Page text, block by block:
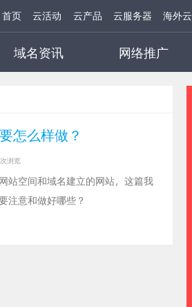
首页 云活动 云产品 云服务器 海外云
域名资讯 网络推广
怎么样做？
浏览
站空间和域名建立的网站，这篇我
注意和做好哪些？